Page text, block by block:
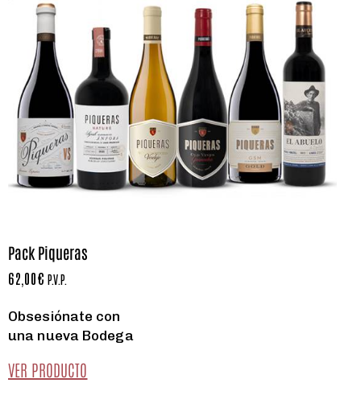
Pack Piqueras
62,00€ P.V.P.
Obsesiónate con
una nueva Bodega
VER PRODUCTO